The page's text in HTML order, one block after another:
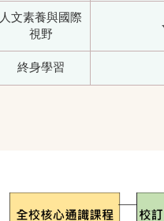
人文素養與國際
視野
終身學習